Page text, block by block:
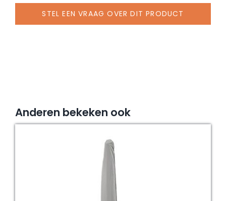
Onze merken parasol
STEL EEN VRAAG OVER DIT PRODUCT
Anderen bekeken ook